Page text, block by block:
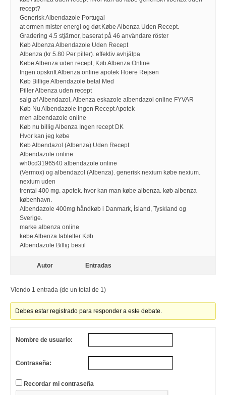
recept?
Generisk Albendazole Portugal
at ormen mister energi og dør.Købe Albenza Uden Recept.
Gradering 4.5 stjärnor, baserat på 46 användare röster
Køb Albenza Albendazole Uden Recept
Albenza (kr 5.80 Per piller). effektiv avhjälpa
Købe Albenza uden recept, Køb Albenza Online
Ingen opskrift Albenza online apotek Hoere Rejsen
Køb Billige Albendazole betal Med
Piller Albenza uden recept
salg af Albendazol, Albenza eskazole albendazol online FYVAR
Køb Nu Albendazole Ingen Recept Apotek
men albendazole online
Køb nu billig Albenza Ingen recept DK
Hvor kan jeg købe
Køb Albendazol (Albenza) Uden Recept
Albendazole online
wh0cd3196540 albendazole online
(Vermox) og albendazol (Albenza). generisk nexium købe nexium.
nexium uden
trental 400 mg. apotek. hvor kan man købe albenza. køb albenza
københavn.
Albendazole 400mg håndkøb i Danmark, Ísland, Tyskland og
Sverige.
marke albenza online
købe Albenza tabletter Køb
Albendazole Billig bestil
Autor Entradas
Viendo 1 entrada (de un total de 1)
Debes estar registrado para responder a este debate.
Nombre de usuario:
Contraseña:
Recordar mi contraseña